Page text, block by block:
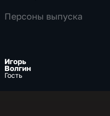
Персоны выпуска
Игорь
Волгин
Гость